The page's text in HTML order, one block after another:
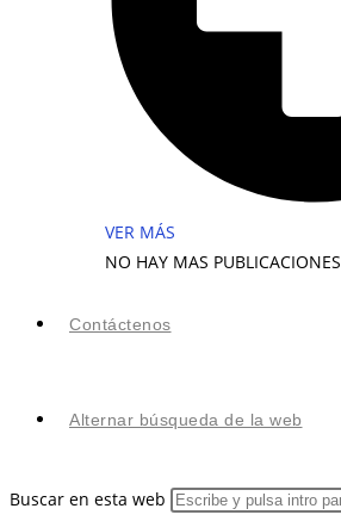
VER MÁS
NO HAY MAS PUBLICACIONES
Contáctenos
Alternar búsqueda de la web
Buscar en esta web